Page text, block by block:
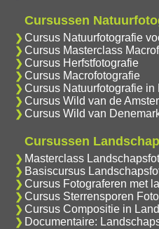
Cursussen
Cursus Natuurfotografie
Cursus Masterclass
Cursus Herfstfotografie
Cursus Macrofotografie
Cursus Natuurfotografie in
Cursus Wild van de
Cursus Wild van
Cursussen
Masterclass
Basiscursus
Cursus Fotograferen met
Cursus Sterrensporen
Cursus Compositie in
Documentaire: